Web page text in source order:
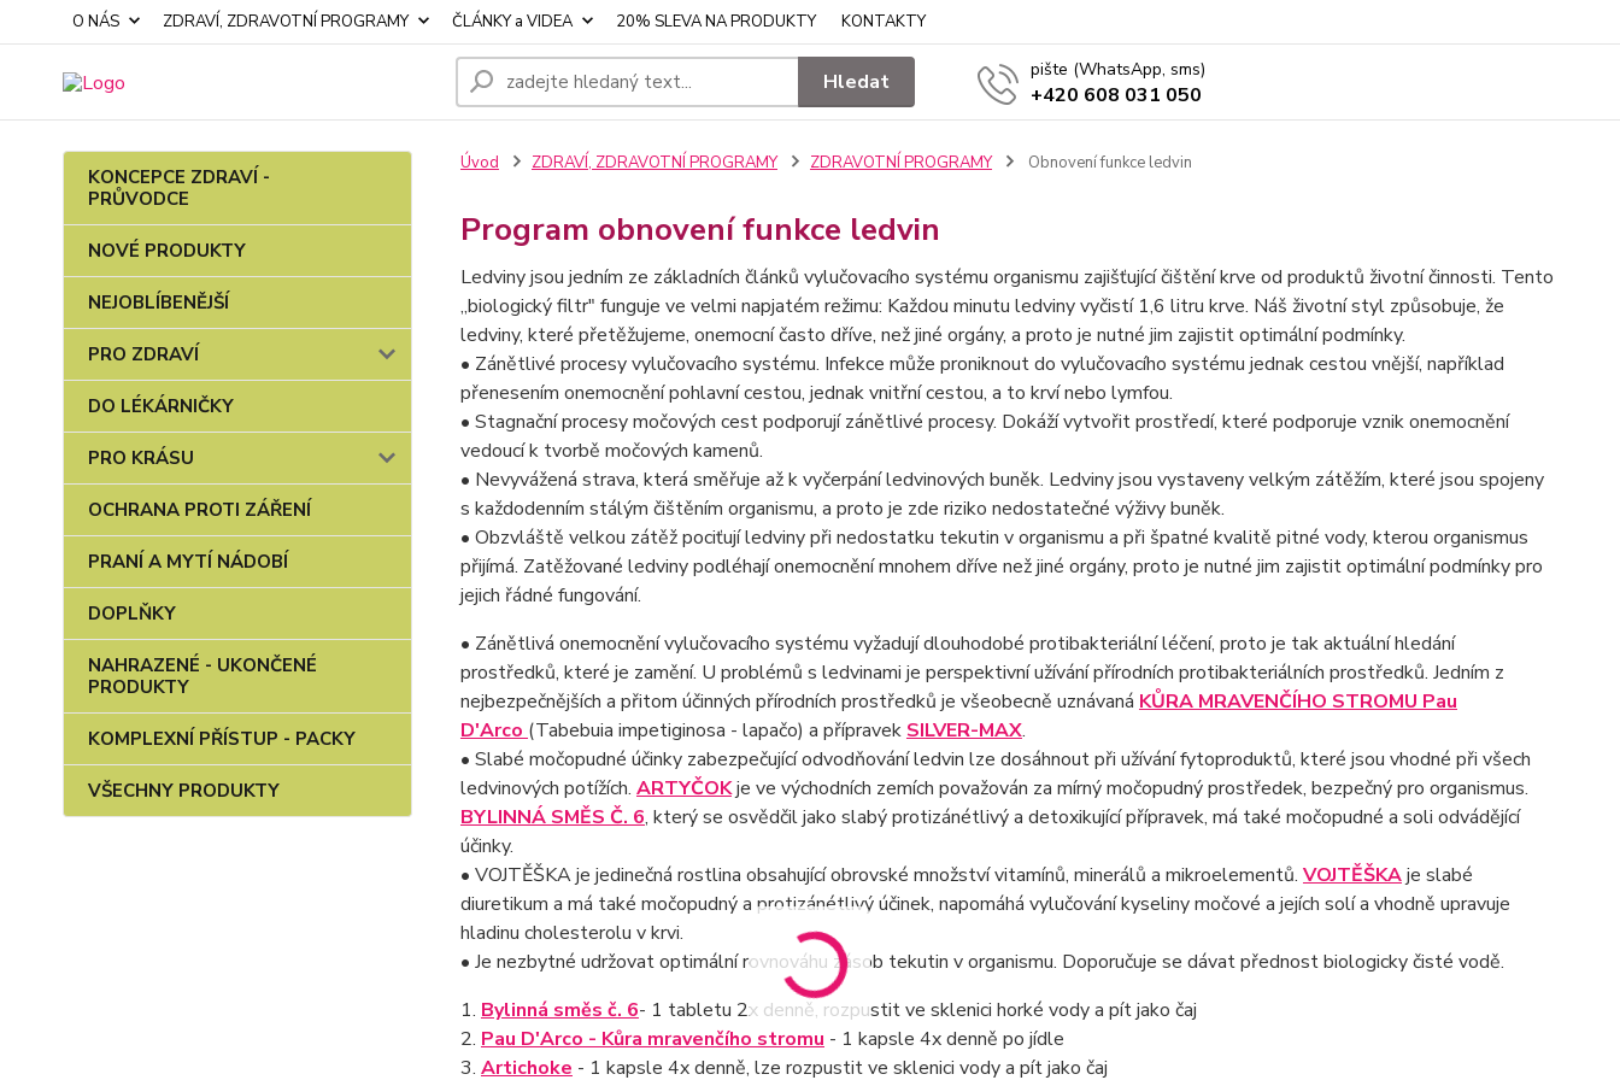
O NÁS ZDRAVÍ, ZDRAVOTNÍ PROGRAMY ČLÁNKY a VIDEA 20% SLEVA NA PRODUKTY KONTAKTY
Hledat pište (WhatsApp, sms)
+420 608 031 050
KONCEPCE ZDRAVÍ -
PRŮVODCE
NOVÉ PRODUKTY
NEJOBLÍBENĚJŠÍ
PRO ZDRAVÍ
DO LÉKÁRNIČKY
PRO KRÁSU
OCHRANA PROTI ZÁŘENÍ
PRANÍ A MYTÍ NÁDOBÍ
DOPLŇKY
NAHRAZENÉ - UKONČENÉ
PRODUKTY
KOMPLEXNÍ PŘÍSTUP - PACKY
VŠECHNY PRODUKTY
Úvod ZDRAVÍ, ZDRAVOTNÍ PROGRAMY ZDRAVOTNÍ PROGRAMY Obnovení funkce ledvin
Program obnovení funkce ledvin
Ledviny jsou jedním ze základních článků vylučovacího systému organismu zajišťující čištění krve od produktů životní činnosti. Tento
„biologický filtr" funguje ve velmi napjatém režimu: Každou minutu ledviny vyčistí 1,6 litru krve. Náš životní styl způsobuje, že
ledviny, které přetěžujeme, onemocní často dříve, než jiné orgány, a proto je nutné jim zajistit optimální podmínky.
• Zánětlivé procesy vylučovacího systému. Infekce může proniknout do vylučovacího systému jednak cestou vnější, například
přenesením onemocnění pohlavní cestou, jednak vnitřní cestou, a to krví nebo lymfou.
• Stagnační procesy močových cest podporují zánětlivé procesy. Dokáží vytvořit prostředí, které podporuje vznik onemocnění
vedoucí k tvorbě močových kamenů.
• Nevyvážená strava, která směřuje až k vyčerpání ledvinových buněk. Ledviny jsou vystaveny velkým zátěžím, které jsou spojeny
s každodenním stálým čištěním organismu, a proto je zde riziko nedostatečné výživy buněk.
• Obzvláště velkou zátěž pociťují ledviny při nedostatku tekutin v organismu a při špatné kvalitě pitné vody, kterou organismus
přijímá. Zatěžované ledviny podléhají onemocnění mnohem dříve než jiné orgány, proto je nutné jim zajistit optimální podmínky pro
jejich řádné fungování.
• Zánětlivá onemocnění vylučovacího systému vyžadují dlouhodobé protibakteriální léčení, proto je tak aktuální hledání
prostředků, které je zamění. U problémů s ledvinami je perspektivní užívání přírodních protibakteriálních prostředků. Jedním z
nejbezpečnějších a přitom účinných přírodních prostředků je všeobecně uznávaná KŮRA MRAVENČÍHO STROMU Pau
D'Arco (Tabebuia impetiginosa - lapačo) a přípravek SILVER-MAX.
• Slabé močopudné účinky zabezpečující odvodňování ledvin lze dosáhnout při užívání fytoproduktů, které jsou vhodné při všech
ledvinových potížích. ARTYČOKje ve východních zemích považován za mírný močopudný prostředek, bezpečný pro organismus.
BYLINNÁ SMĚS Č. 6, který se osvědčil jako slabý protizánétlivý a detoxikující přípravek, má také močopudné a soli odvádějící
účinky.
• VOJTĚŠKA je jedinečná rostlina obsahující obrovské množství vitamínů, minerálů a mikroelementů. VOJTĚŠKAje slabé
diuretikum a má také močopudný a protizánétlivý účinek, napomáhá vylučování kyseliny močové a jejích solí a vhodně upravuje
hladinu cholesterolu v krvi.
• Je nezbytné udržovat optimální rovnováhu zásob tekutin v organismu. Doporučuje se dávat přednost biologicky čisté vodě.
1. Bylinná směs č. 6- 1 tabletu 2x denně, rozpustit ve sklenici horké vody a pít jako čaj
2. Pau D'Arco - Kůra mravenčího stromu - 1 kapsle 4x denně po jídle
3. Artichoke - 1 kapsle 4x denně, lze rozpustit ve sklenici vody a pít jako čaj